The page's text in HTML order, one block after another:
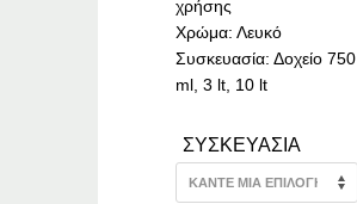
χρήσης
Χρώμα: Λευκό
Συσκευασία: Δοχείο 750
ml, 3 lt, 10 lt
ΣΥΣΚΕΥΑΣΙΑ